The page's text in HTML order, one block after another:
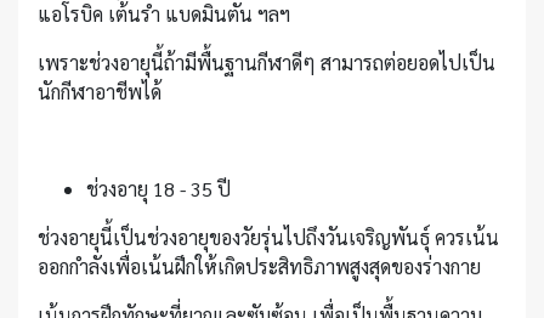
แอโรบิค เต้นรำ แบดมินตัน ฯลฯ
เพราะช่วงอายุนี้ถ้ามีพื้นฐานกีฬาดีๆ สามารถต่อยอดไปเป็น
นักกีฬาอาชีพได้
ช่วงอายุ 18 - 35 ปี
ช่วงอายุนี้เป็นช่วงอายุของวัยรุ่นไปถึงวันเจริญพันธุ์ ควรเน้น
ออกกำลังเพื่อเน้นฝึกให้เกิดประสิทธิภาพสูงสุดของร่างกาย